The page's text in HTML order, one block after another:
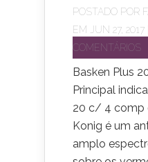
POSTADO POR
EM JUN 27, 2017 |
COMENTÁRIOS
Basken Plus
Principal
20 c/ 4 comp
Konig é um
amplo